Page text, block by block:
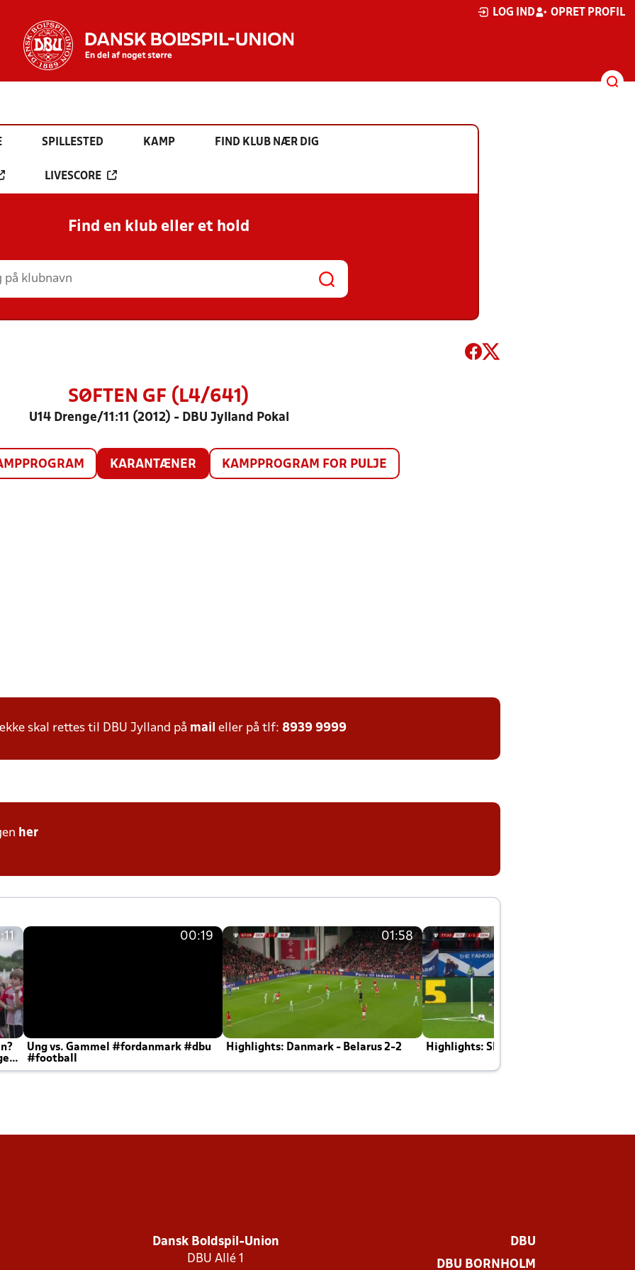
LOG IND OPRET PROFIL
SPILLESTED KAMP FIND KLUB NÆR DIG
LIVESCORE
Find en klub eller et hold
SØFTEN GF (L4/641)
U14 Drenge/11:11 (2012) - DBU Jylland Pokal
KARANTÆNER KAMPPROGRAM FOR PULJE
skal rettes til DBU Jylland på mail eller på tlf: 8939 9999
her
00:19
Ung vs. Gammel #fordanmark #dbu
#football
01:58
Highlights: Danmark - Belarus 2-2 Highlights: Skotland - Danmark 4-2
Dansk Boldspil-Union
DBU Allé 1
DBU
DBU BORNHOLM